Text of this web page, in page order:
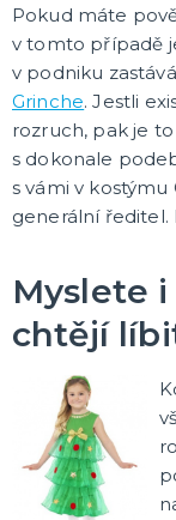
Pokud máte
v tomto případě
v podniku
Grinche. Jestli
rozruch, pak je
s dokonale
s vámi v kostýmu
generální ředitel.
Myslete
chtějí